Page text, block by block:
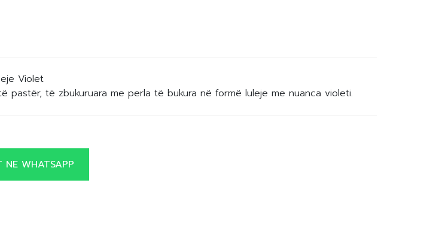
Violet
të zbukuruara me perla të bukura në formë luleje me nuanca violeti.
NE WHATSAPP